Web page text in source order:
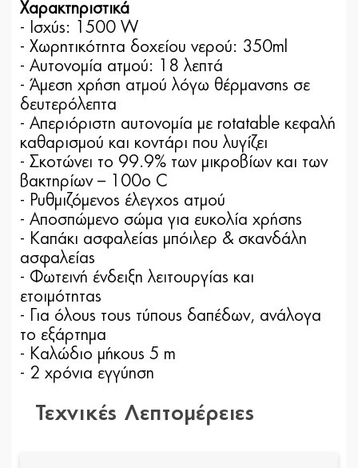
Χαρακτηριστικά
- Ισχύς: 1500 W
- Χωρητικότητα δοχείου νερού: 350ml
- Αυτονομία ατμού: 18 λεπτά
- Άμεση χρήση ατμού λόγω θέρμανσης σε
δευτερόλεπτα
- Απεριόριστη αυτονομία με rotatable κεφαλή
καθαρισμού και κοντάρι που λυγίζει
- Σκοτώνει το 99.9% των μικροβίων και των
βακτηρίων – 100ο C
- Ρυθμιζόμενος έλεγχος ατμού
- Αποσπώμενο σώμα για ευκολία χρήσης
- Καπάκι ασφαλείας μπόιλερ & σκανδάλη
ασφαλείας
- Φωτεινή ένδειξη λειτουργίας και
ετοιμότητας
- Για όλους τους τύπους δαπέδων, ανάλογα
το εξάρτημα
- Καλώδιο μήκους 5 m
- 2 χρόνια εγγύηση
Τεχνικές Λεπτομέρειες